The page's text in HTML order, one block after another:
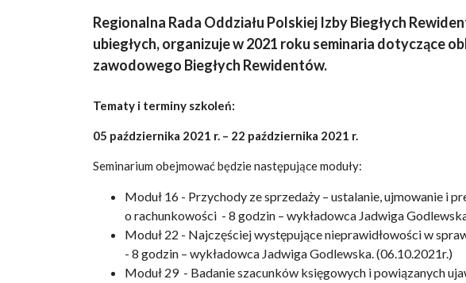
Regionalna Rada Oddziału Polskiej Izby Biegłych
ubiegłych, organizuje w 2021 roku seminaria dotyczące
zawodowego Biegłych Rewidentów.
Tematy i terminy szkoleń:
05 października 2021 r. – 22 października 2021 r.
Seminarium obejmować będzie następujące moduły:
Moduł 16 - Przychody ze sprzedaży – ustalanie, ujmowanie i
o rachunkowości - 8 godzin – wykładowca Jadwiga
Moduł 22 - Najczęściej występujące nieprawidłowości w
- 8 godzin – wykładowca Jadwiga Godlewska. (06.10.2021r.)
Moduł 29 - Badanie szacunków księgowych i powiązanych